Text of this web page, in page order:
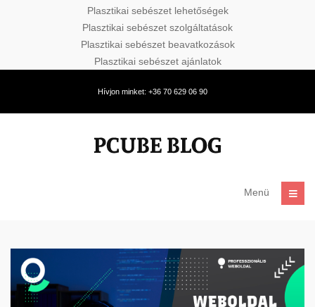
Plasztikai sebészet lehetőségek
Plasztikai sebészet szolgáltatások
Plasztikai sebészet beavatkozások
Plasztikai sebészet ajánlatok
Hívjon minket: +36 70 629 06 90
Menü